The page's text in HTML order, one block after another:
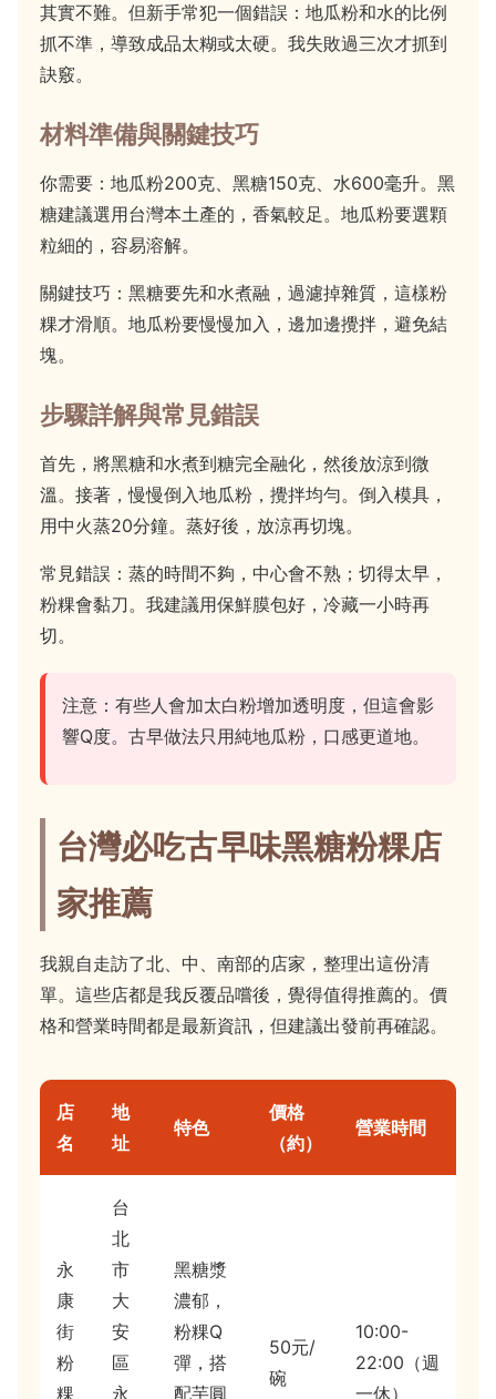
其實不難。但新手常犯一個錯誤：地瓜粉和水的比例
抓不準，導致成品太糊或太硬。我失敗過三次才抓到
訣竅。
材料準備與關鍵技巧
你需要：地瓜粉200克、黑糖150克、水600毫升。黑
糖建議選用台灣本土產的，香氣較足。地瓜粉要選顆
粒細的，容易溶解。
關鍵技巧：黑糖要先和水煮融，過濾掉雜質，這樣粉
粿才滑順。地瓜粉要慢慢加入，邊加邊攪拌，避免結
塊。
步驟詳解與常見錯誤
首先，將黑糖和水煮到糖完全融化，然後放涼到微
溫。接著，慢慢倒入地瓜粉，攪拌均勻。倒入模具，
用中火蒸20分鐘。蒸好後，放涼再切塊。
常見錯誤：蒸的時間不夠，中心會不熟；切得太早，
粉粿會黏刀。我建議用保鮮膜包好，冷藏一小時再
切。
注意：有些人會加太白粉增加透明度，但這會影
響Q度。古早做法只用純地瓜粉，口感更道地。
台灣必吃古早味黑糖粉粿店
家推薦
我親自走訪了北、中、南部的店家，整理出這份清
單。這些店都是我反覆品嚐後，覺得值得推薦的。價
格和營業時間都是最新資訊，但建議出發前再確認。
店
名
地
址
特色
價格
（約）
營業時間
永
康
街
粉
粿
台
北
市
大
安
區
永
黑糖漿
濃郁，
粉粿Q
彈，搭
配芋圓
50元/
碗
10:00-
22:00（週
一休）